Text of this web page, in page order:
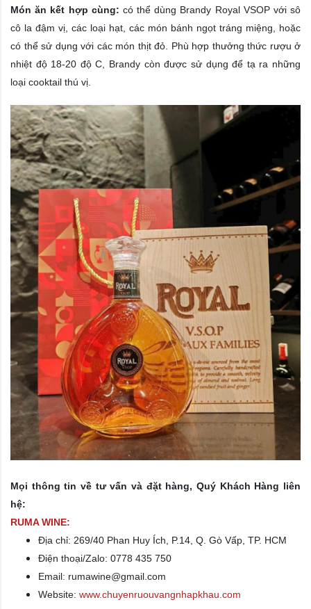
Món ăn kết hợp cùng: có thể dùng Brandy Royal VSOP với sô
cô la đậm vị, các loại hạt, các món bánh ngọt tráng miệng, hoặc
có thể sử dụng với các món thịt đỏ. Phù hợp thưởng thức rượu ở
nhiệt độ 18-20 độ C, Brandy còn được sử dụng để tạ ra những
loại cooktail thú vị.
Mọi thông tin về tư vấn và đặt hàng, Quý Khách Hàng liên
hệ:
RUMA WINE:
Địa chỉ: 269/40 Phan Huy Ích, P.14, Q. Gò Vấp, TP. HCM
Điện thoại/Zalo: 0778 435 750
Email: rumawine@gmail.com
Website: www.chuyenruouvangnhapkhau.com